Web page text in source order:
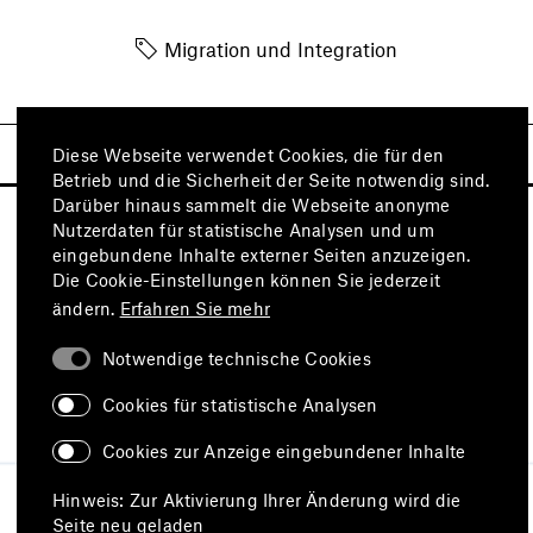
Migration und Integration
Besuchen Sie auch
Impressum
Datenschutz
Nutzungsbedingungen
Diese Webseite verwendet Cookies, die für den
Betrieb und die Sicherheit der Seite notwendig sind.
Darüber hinaus sammelt die Webseite anonyme
Nutzerdaten für statistische Analysen und um
eingebundene Inhalte externer Seiten anzuzeigen.
Die Cookie-Einstellungen können Sie jederzeit
ändern. Erfahren Sie mehr
Notwendige technische Cookies
Cookies für statistische Analysen
Cookies zur Anzeige eingebundener Inhalte
Hinweis: Zur Aktivierung Ihrer Änderung wird die
Seite neu geladen